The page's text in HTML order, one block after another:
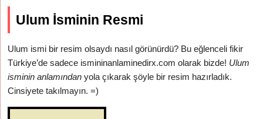
Ulum İsminin Resmi
Ulum ismi bir resim olsaydı nasıl görünürdü? Bu eğlenceli fikir
Türkiye’de sadece ismininanlaminedirx.com olarak bizde! Ulum
isminin anlamından yola çıkarak şöyle bir resim hazırladık.
Cinsiyete takılmayın. =)